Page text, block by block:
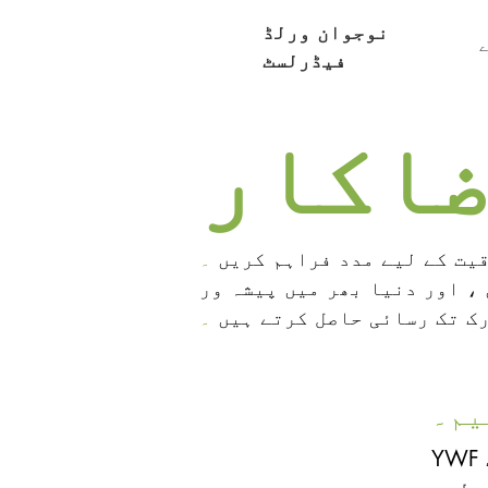
نوجوان ورلڈ
فیڈرلسٹ
کے لیے مدد فراہم کریں ۔
اور دنیا بھر میں پیشہ ور
تک رسائی حاصل کرتے ہیں ۔
YWF سوشل میڈیا اکاؤنٹس کو برقرار رکھنے ، مواد اپ لوڈ کرنے ، شراکت